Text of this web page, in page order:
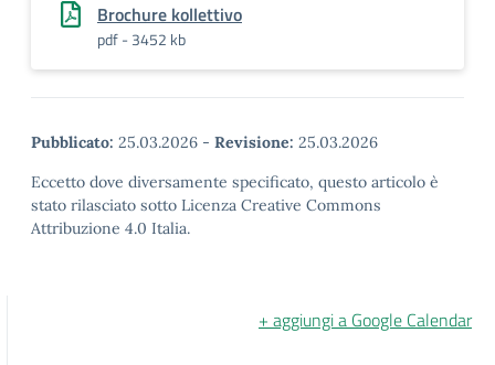
Brochure kollettivo
pdf - 3452 kb
Pubblicato: 25.03.2026 - Revisione: 25.03.2026
Eccetto dove diversamente specificato, questo articolo è
stato rilasciato sotto Licenza Creative Commons
Attribuzione 4.0 Italia.
+ aggiungi a Google Calendar